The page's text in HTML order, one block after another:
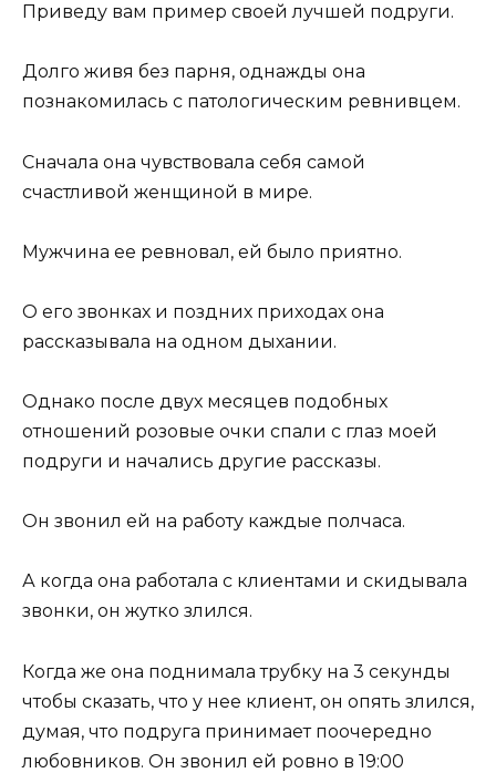
Приведу вам пример своей лучшей подруги.
Долго живя без парня, однажды она
познакомилась с патологическим ревнивцем.
Сначала она чувствовала себя самой
счастливой женщиной в мире.
Мужчина ее ревновал, ей было приятно.
О его звонках и поздних приходах она
рассказывала на одном дыхании.
Однако после двух месяцев подобных
отношений розовые очки спали с глаз моей
подруги и начались другие рассказы.
Он звонил ей на работу каждые полчаса.
А когда она работала с клиентами и скидывала
звонки, он жутко злился.
Когда же она поднимала трубку на 3 секунды
чтобы сказать, что у нее клиент, он опять злился,
думая, что подруга принимает поочередно
любовников. Он звонил ей ровно в 19:00